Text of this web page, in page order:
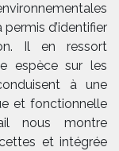
permis d’identifier
Il en ressort
espèce sur les
à une
et fonctionnelle
nous montre
et intégrée